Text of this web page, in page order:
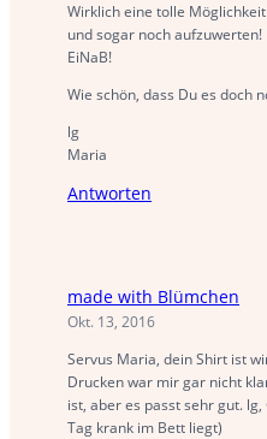
Wirklich eine tolle
und sogar noch
EiNaB!
Wie schön, dass Du es doch
lg
Maria
Antworten
made with Blümchen
Okt. 13, 2016
Servus Maria, dein Shirt ist
Drucken war mir gar nicht
ist, aber es passt sehr gut.
Tag krank im Bett liegt)